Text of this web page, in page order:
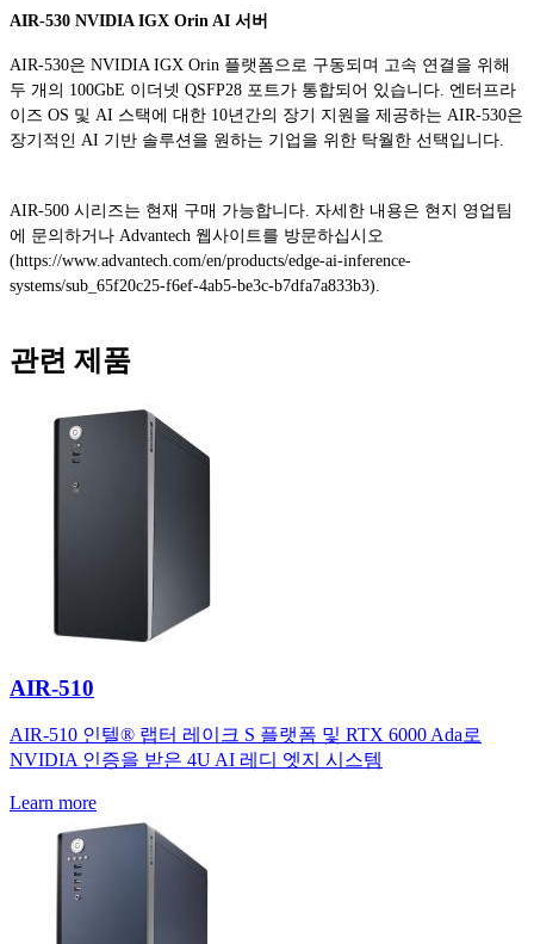
AIR-530 NVIDIA IGX Orin AI 서버
AIR-530은 NVIDIA IGX Orin 플랫폼으로 구동되며 고속 연결을 위해
두 개의 100GbE 이더넷 QSFP28 포트가 통합되어 있습니다. 엔터프라
이즈 OS 및 AI 스택에 대한 10년간의 장기 지원을 제공하는 AIR-530은
장기적인 AI 기반 솔루션을 원하는 기업을 위한 탁월한 선택입니다.
AIR-500 시리즈는 현재 구매 가능합니다. 자세한 내용은 현지 영업팀
에 문의하거나 Advantech 웹사이트를 방문하십시오
(https://www.advantech.com/en/products/edge-ai-inference-
systems/sub_65f20c25-f6ef-4ab5-be3c-b7dfa7a833b3).
관련 제품
AIR-510
AIR-510 인텔® 랩터 레이크 S 플랫폼 및 RTX 6000 Ada로
NVIDIA 인증을 받은 4U AI 레디 엣지 시스템
Learn more